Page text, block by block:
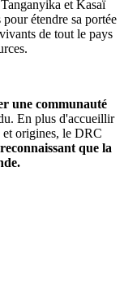
et Kasaï
étendre sa portée
de tout le pays
une communauté
En plus d'accueillir
et origines, le DRC
reconnaissant que la